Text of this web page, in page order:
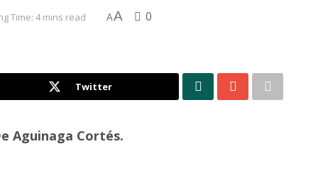
Time: 4 mins read AA 0
Twitter
Aguinaga Cortés.